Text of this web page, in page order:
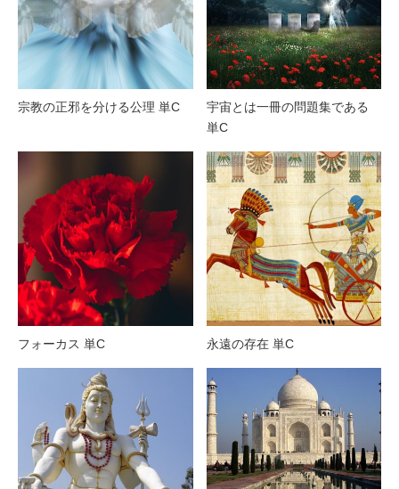
宗教の正邪を分ける公理 単C
宇宙とは一冊の問題集である
単C
フォーカス 単C 永遠の存在 単C